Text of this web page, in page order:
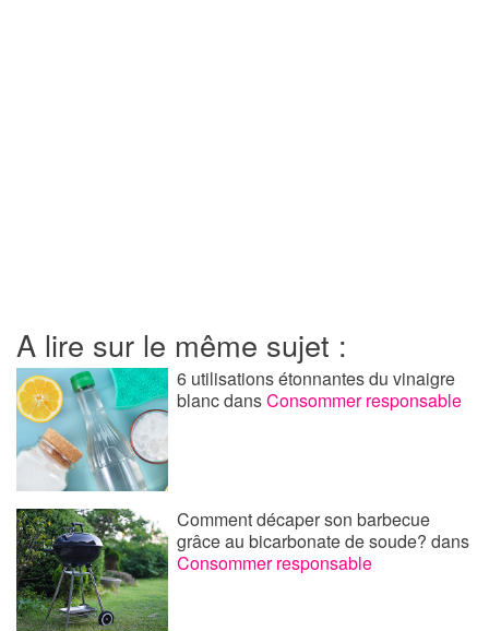
A lire sur le même sujet :
6 utilisations étonnantes du vinaigre
blancdansConsommer responsable
Comment décaper son barbecue
grâce au bicarbonate de soude?dans
Consommer responsable